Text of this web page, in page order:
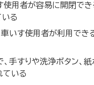
使用者が容易に開閉でき
いる
車いす使用者が利用でき
手すりや洗浄ボタン、
ている